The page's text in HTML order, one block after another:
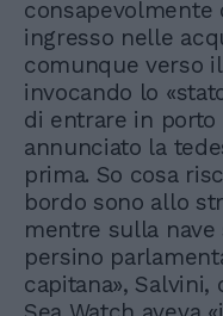
consapevolmente
ingresso nelle
comunque verso
invocando lo
di entrare in porto
annunciato la
prima. So cosa
bordo sono allo
mentre sulla
persino
capitana»,